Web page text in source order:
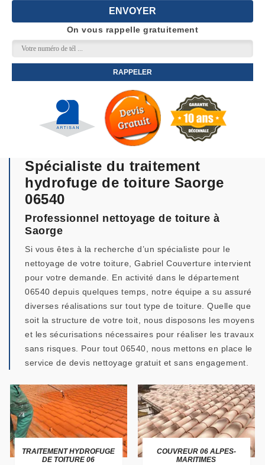
On vous rappelle gratuitement
Spécialiste du traitement
hydrofuge de toiture Saorge
06540
Professionnel nettoyage de toiture à
Saorge
Si vous êtes à la recherche d’un spécialiste pour le
nettoyage de votre toiture, Gabriel Couverture intervient
pour votre demande. En activité dans le département
06540 depuis quelques temps, notre équipe a su assuré
diverses réalisations sur tout type de toiture. Quelle que
soit la structure de votre toit, nous disposons les moyens
et les sécurisations nécessaires pour réaliser les travaux
sans risques. Pour tout 06540, nous mettons en place le
service de devis nettoyage gratuit et sans engagement.
TRAITEMENT HYDROFUGE
DE TOITURE 06
COUVREUR 06 ALPES-
MARITIMES